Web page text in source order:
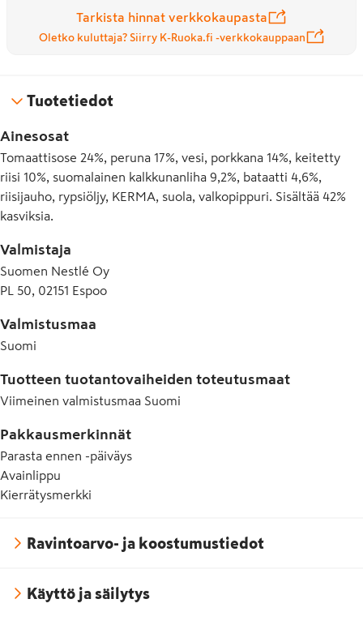
Tarkista hinnat verkkokaupasta
Oletko kuluttaja? Siirry K-Ruoka.fi -verkkokauppaan
Tuotetiedot
Ainesosat
Tomaattisose 24%, peruna 17%, vesi, porkkana 14%, keitetty
riisi 10%, suomalainen kalkkunanliha 9,2%, bataatti 4,6%,
riisijauho, rypsiöljy, KERMA, suola, valkopippuri. Sisältää 42%
kasviksia.
Valmistaja
Suomen Nestlé Oy
PL 50, 02151 Espoo
Valmistusmaa
Suomi
Tuotteen tuotantovaiheiden toteutusmaat
Viimeinen valmistusmaa Suomi
Pakkausmerkinnät
Parasta ennen -päiväys
Avainlippu
Kierrätysmerkki
Ravintoarvo- ja koostumustiedot
Käyttö ja säilytys